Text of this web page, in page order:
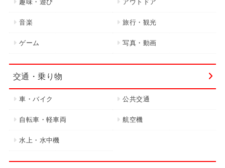
趣味・遊び アウトドア
音楽 旅行・観光
ゲーム 写真・動画
交通・乗り物
車・バイク 公共交通
自転車・軽車両 航空機
水上・水中機